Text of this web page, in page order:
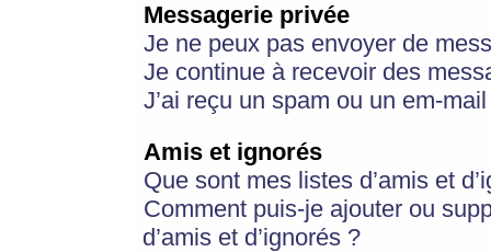
Messagerie privée
Je ne peux pas envoyer de
Je continue à recevoir des
J’ai reçu un spam ou un em-
Amis et ignorés
Que sont mes listes d’amis et
Comment puis-je ajouter ou
d’amis et d’ignorés ?